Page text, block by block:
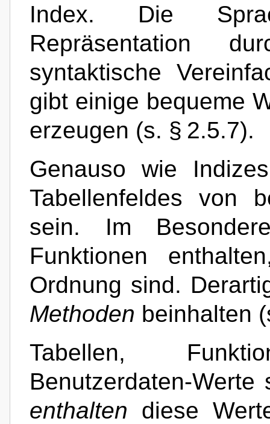
Index. Die
Repräsentation
syntaktische
gibt einige bequeme
erzeugen (s. § 2.5.7).
Genauso wie
Tabellenfeldes von
sein. Im
Funktionen
Ordnung sind.
Methoden beinhalten
Tabellen,
Benutzerdaten-
enthalten diese